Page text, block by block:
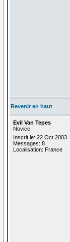
Revenir en haut
Evil Van Tepes
Novice
Inscrit le: 22 Oct 2003
Messages: 8
Localisation: France